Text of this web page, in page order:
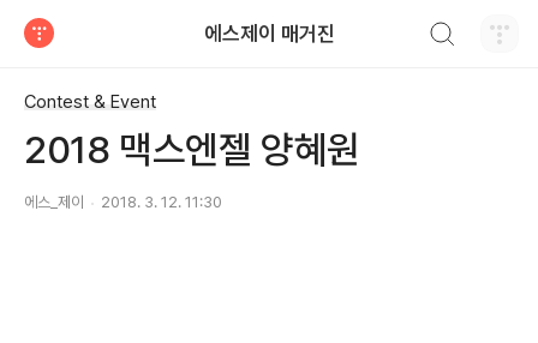
에스제이 매거진
Contest & Event
2018 맥스엔젤 양혜원
에스_제이 2018. 3. 12. 11:30